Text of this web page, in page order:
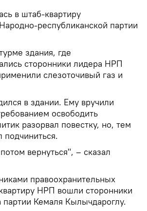
в штаб-квартиру
республиканской партии
здания, где
сторонники лидера НРП
слезоточивый газ и
в здании. Ему вручили
освободить
разорвал повестку, но, тем
вернуться", – сказал
правоохранительных
НРП вошли сторонники
Кемаля Кылычдароглу.